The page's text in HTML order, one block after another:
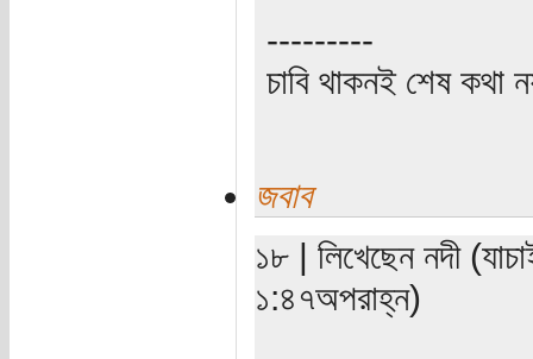
---------
চাবি থাকনই শেষ কথা
জবাব
১৮ | লিখেছেন নদী
১:৪৭অপরাহ্ন)